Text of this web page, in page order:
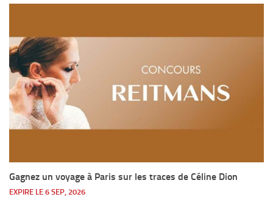
Gagnez un voyage à Paris sur les traces de Céline Dion
EXPIRE LE 6 SEP, 2026